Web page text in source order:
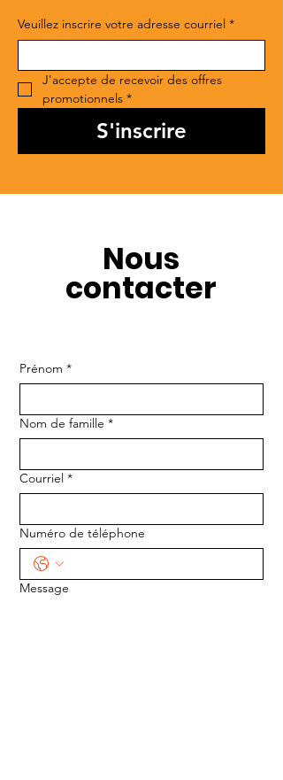
Veuillez inscrire votre adresse courriel *
J'accepte de recevoir des offres
promotionnels *
S'inscrire
Nous
contacter
Prénom *
Nom de famille *
Courriel *
Numéro de téléphone
Message